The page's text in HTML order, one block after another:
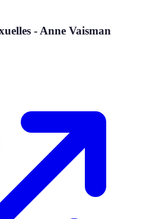
- Anne Vaisman